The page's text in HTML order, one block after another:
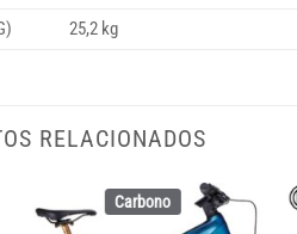
25,2 kg
RELACIONADOS
Carbono